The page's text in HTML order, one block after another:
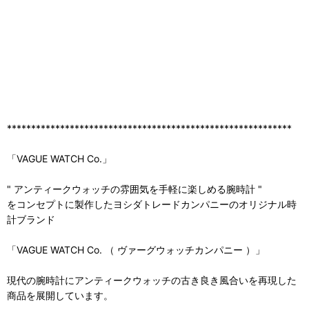
***********************************************************
「VAGUE WATCH Co.」
" アンティークウォッチの雰囲気を手軽に楽しめる腕時計 "
をコンセプトに製作したヨシダトレードカンパニーのオリジナル時
計ブランド
「VAGUE WATCH Co. （ ヴァーグウォッチカンパニー ）」
現代の腕時計にアンティークウォッチの古き良き風合いを再現した
商品を展開しています。